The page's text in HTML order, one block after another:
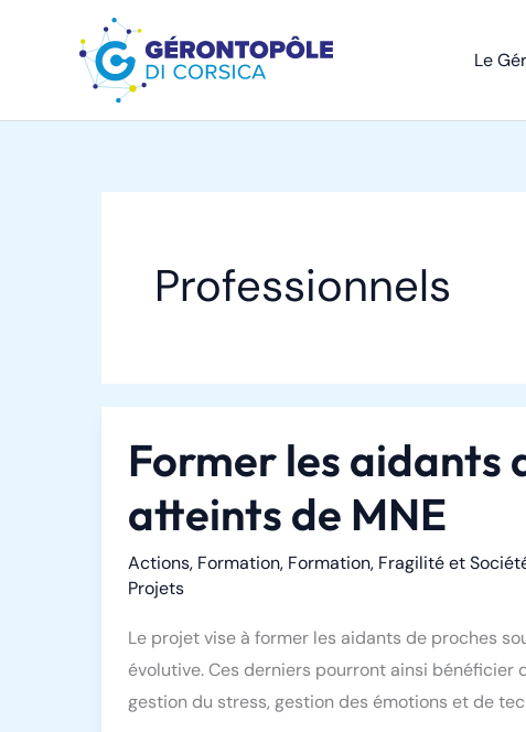
Le
Professionnels
Former les aidants
atteints de MNE
Actions, Formation, Formation, Fragilité et
Projets
Le projet vise à former les aidants de proches
évolutive. Ces derniers pourront ainsi bénéficier
gestion du stress, gestion des émotions et de